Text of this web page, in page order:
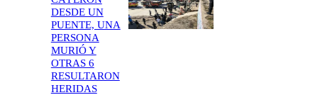
DESDE UN
PUENTE, UNA
PERSONA
MURIÓ Y
OTRAS 6
RESULTARON
HERIDAS